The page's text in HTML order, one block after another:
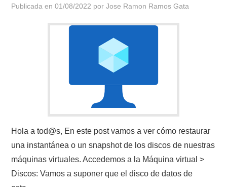
Publicada en01/08/2022 porJose Ramon Ramos Gata
Hola a tod@s, En este post vamos a ver cómo restaurar
una instantánea o un snapshot de los discos de nuestras
máquinas virtuales. Accedemos a la Máquina virtual >
Discos: Vamos a suponer que el disco de datos de